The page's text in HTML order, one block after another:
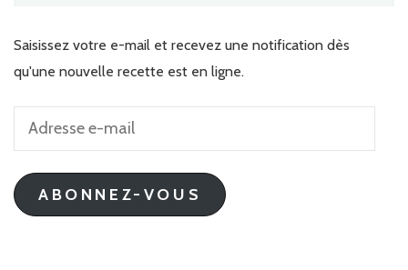
Saisissez votre e-mail et recevez une notification dès
qu'une nouvelle recette est en ligne.
Adresse
mail
ABONNEZ-VOUS